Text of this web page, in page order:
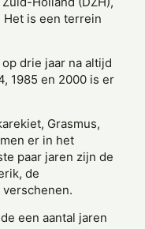
is een terrein
drie jaar na altijd
1985 en 2000 is er
Grasmus,
er in het
paar jaren zijn de
de
een aantal jaren